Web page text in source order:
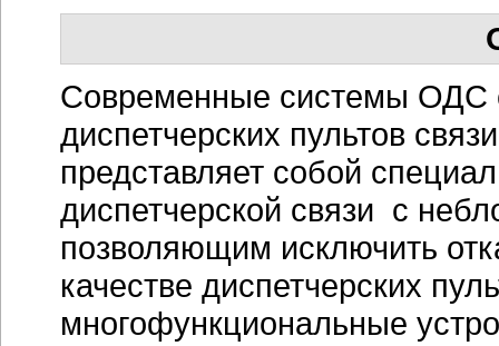
Современные системы ОДС
диспетчерских пультов
представляет собой
диспетчерской связи с
позволяющим исключить
качестве диспетчерских
многофункциональные